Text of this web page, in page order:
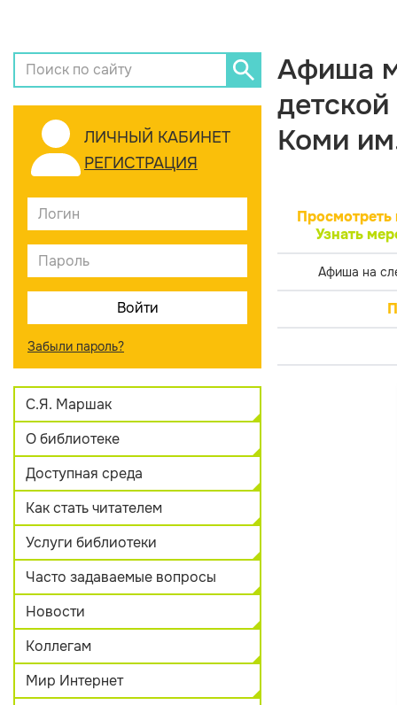
ЛИЧНЫЙ КАБИНЕТ
РЕГИСТРАЦИЯ
Забыли пароль?
С.Я. Маршак
О библиотеке
Доступная среда
Как стать читателем
Услуги библиотеки
Часто задаваемые вопросы
Новости
Коллегам
Мир Интернет
Афиша
Коми
Просмотреть
Узнать
Афиша на